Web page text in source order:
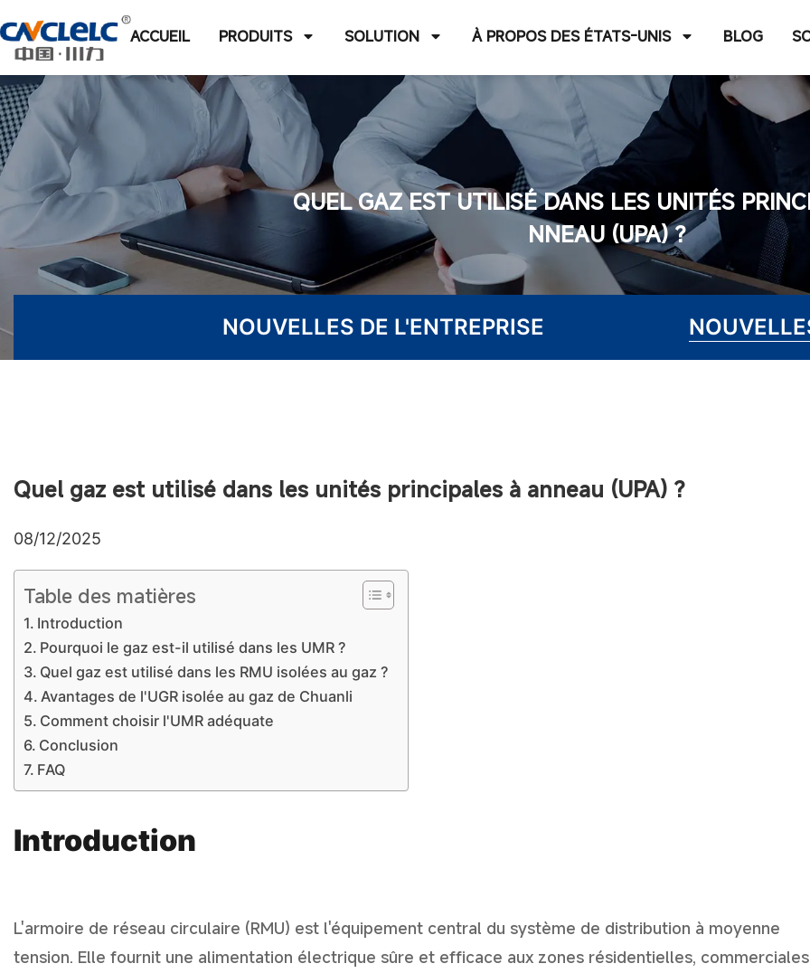
ACCUEIL PRODUITS SOLUTION À PROPOS DES ÉTATS-UNIS BLOG
QUEL GAZ EST UTILISÉ DANS LES UNITÉS
NNEAU (UPA) ?
NOUVELLES DE L'ENTREPRISE
Quel gaz est utilisé dans les unités principales à anneau (UPA) ?
08/12/2025
Table des matières
Introduction
Pourquoi le gaz est-il utilisé dans les UMR ?
Quel gaz est utilisé dans les RMU isolées au gaz ?
Avantages de l'UGR isolée au gaz de Chuanli
Comment choisir l'UMR adéquate
Conclusion
FAQ
Introduction
L'armoire de réseau circulaire (RMU) est l'équipement central du système de distribution à moyenne
tension. Elle fournit une alimentation électrique sûre et efficace aux zones résidentielles,